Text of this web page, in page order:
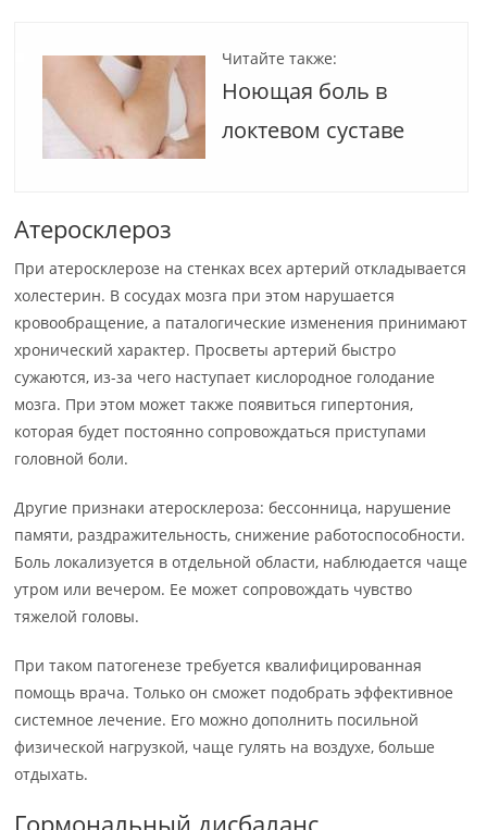
Читайте также:
Ноющая боль в
локтевом суставе
Атеросклероз
При атеросклерозе на стенках всех артерий откладывается
холестерин. В сосудах мозга при этом нарушается
кровообращение, а паталогические изменения принимают
хронический характер. Просветы артерий быстро
сужаются, из-за чего наступает кислородное голодание
мозга. При этом может также появиться гипертония,
которая будет постоянно сопровождаться приступами
головной боли.
Другие признаки атеросклероза: бессонница, нарушение
памяти, раздражительность, снижение работоспособности.
Боль локализуется в отдельной области, наблюдается чаще
утром или вечером. Ее может сопровождать чувство
тяжелой головы.
При таком патогенезе требуется квалифицированная
помощь врача. Только он сможет подобрать эффективное
системное лечение. Его можно дополнить посильной
физической нагрузкой, чаще гулять на воздухе, больше
отдыхать.